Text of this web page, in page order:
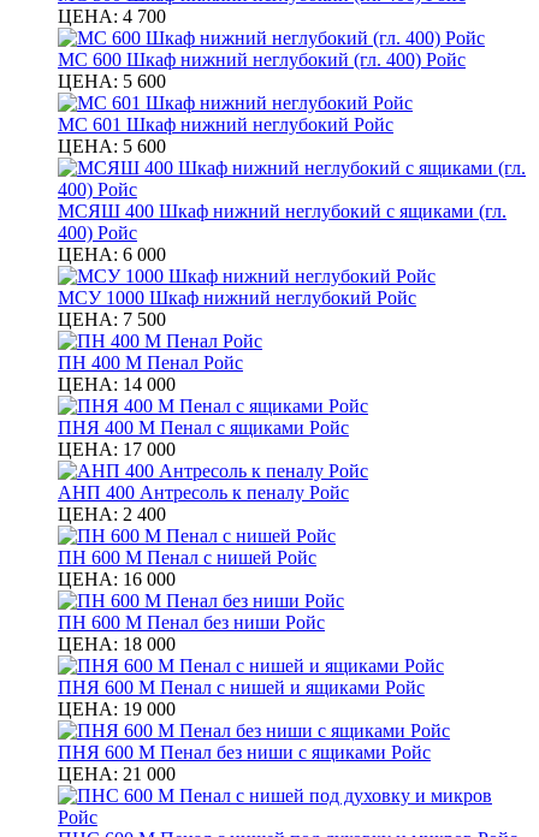
ЦЕНА: 4 700
МС 600 Шкаф нижний неглубокий (гл. 400) Ройс
ЦЕНА: 5 600
МС 601 Шкаф нижний неглубокий Ройс
ЦЕНА: 5 600
МСЯШ 400 Шкаф нижний неглубокий с ящиками (гл.
400) Ройс
ЦЕНА: 6 000
МСУ 1000 Шкаф нижний неглубокий Ройс
ЦЕНА: 7 500
ПН 400 М Пенал Ройс
ЦЕНА: 14 000
ПНЯ 400 М Пенал с ящиками Ройс
ЦЕНА: 17 000
АНП 400 Антресоль к пеналу Ройс
ЦЕНА: 2 400
ПН 600 М Пенал с нишей Ройс
ЦЕНА: 16 000
ПН 600 М Пенал без ниши Ройс
ЦЕНА: 18 000
ПНЯ 600 М Пенал с нишей и ящиками Ройс
ЦЕНА: 19 000
ПНЯ 600 М Пенал без ниши с ящиками Ройс
ЦЕНА: 21 000